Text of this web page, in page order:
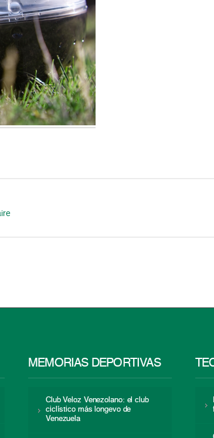
MEMORIAS DEPORTIVAS
Club Veloz Venezolano: el club
ciclístico más longevo de
Venezuela